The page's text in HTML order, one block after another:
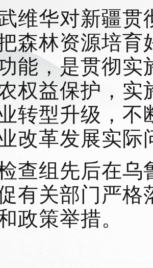
华对新疆贯
森林资源培
能，是贯彻
权益保护，
转型升级，
改革发展实际
组先后在乌
有关部门严
政策举措。